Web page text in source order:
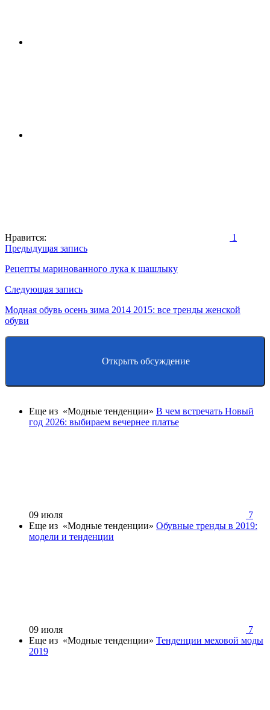
Нравится: 1
Навигация
по
записям
Предыдущая запись
Рецепты маринованного лука к шашлыку
Следующая запись
Модная обувь осень зима 2014 2015: все тренды женской
обуви
Открыть обсуждение
Еще из «Модные тенденции» В чем встречать Новый
год 2026: выбираем вечернее платье
09 июля
7
Еще из «Модные тенденции» Обувные тренды в 2019:
модели и тенденции
09 июля
7
Еще из «Модные тенденции» Тенденции меховой моды
2019